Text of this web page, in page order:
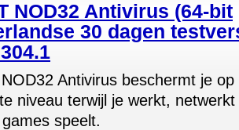
NOD32 Antivirus (64-bit
30 dagen
Antivirus beschermt je op
niveau terwijl je werkt, netwerkt
speelt.